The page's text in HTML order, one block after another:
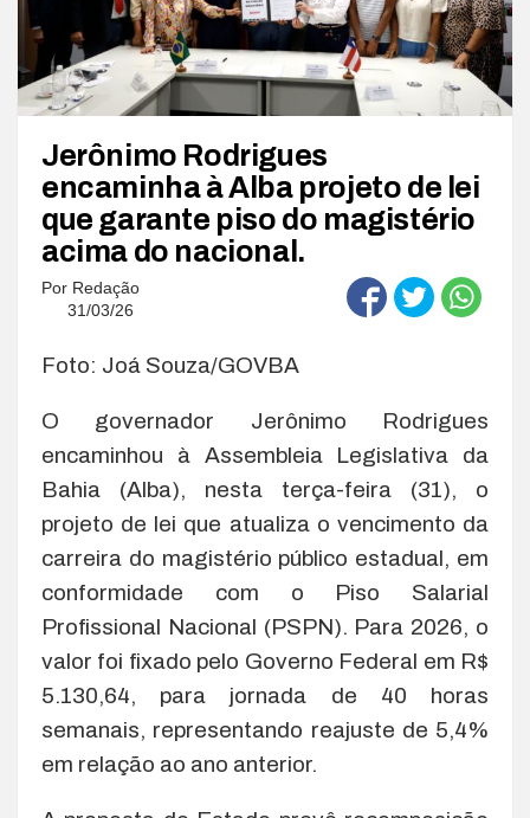
Jerônimo Rodrigues
encaminha à Alba projeto de lei
que garante piso do magistério
acima do nacional.
Por Redação
31/03/26
Foto: Joá Souza/GOVBA
O governador Jerônimo Rodrigues
encaminhou à Assembleia Legislativa da
Bahia (Alba), nesta terça-feira (31), o
projeto de lei que atualiza o vencimento da
carreira do magistério público estadual, em
conformidade com o Piso Salarial
Profissional Nacional (PSPN). Para 2026, o
valor foi fixado pelo Governo Federal em R$
5.130,64, para jornada de 40 horas
semanais, representando reajuste de 5,4%
em relação ao ano anterior.